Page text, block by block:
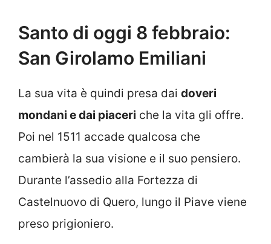
Santo di oggi 8 febbraio:
San Girolamo Emiliani
La sua vita è quindi presa dai doveri
mondani e dai piaceri che la vita gli offre.
Poi nel 1511 accade qualcosa che
cambierà la sua visione e il suo pensiero.
Durante l’assedio alla Fortezza di
Castelnuovo di Quero, lungo il Piave viene
preso prigioniero.